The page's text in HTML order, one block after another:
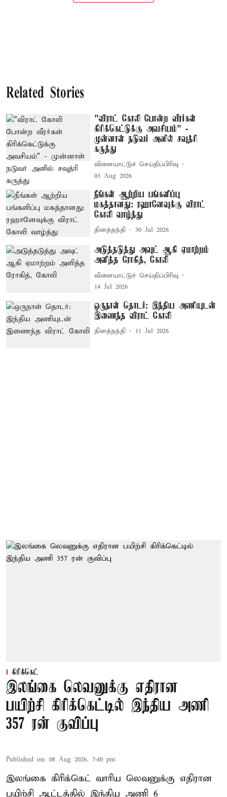
Related Stories
"விராட் கோலி போன்ற வீரர்கள்
கிரிக்கெட்டுக்கு அவசியம்" -
முன்னாள் நடுவர் அனில் சவுத்ரி
கருத்து
விளையாட்டுச் செய்திப்பிரிவு
03 Aug 2026
நீங்கள் ஆற்றிய பங்களிப்பு
மகத்தானது: ரஹானேவுக்கு விராட்
கோலி வாழ்த்து
தினத்தந்தி 30 Jul 2026
அடுத்தடுத்து அவுட் ஆகி ஏமாற்றம்
அளித்த ரோகித், கோலி
விளையாட்டுச் செய்திப்பிரிவு
14 Jul 2026
ஒருநாள் தொடர்: இந்திய அணியுடன்
இணைந்த விராட் கோலி
தினத்தந்தி 11 Jul 2026
கிரிக்கெட்
இலங்கை லெவனுக்கு எதிரான
பயிற்சி கிரிக்கெட்டில் இந்திய அணி
357 ரன் குவிப்பு
Published on: 08 Aug 2026, 7:40 pm
இலங்கை கிரிக்கெட் வாரிய லெவனுக்கு எதிரான
பயிற்சி ஆட்டத்தில் இந்திய அணி 6